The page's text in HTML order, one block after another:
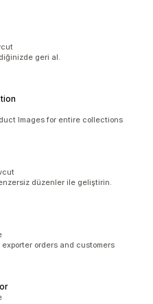
geri al.
Images for entire collections
düzenler ile geliştirin.
orders and customers